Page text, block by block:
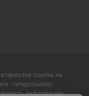
ссылка на
- гиперссылка).
информации,